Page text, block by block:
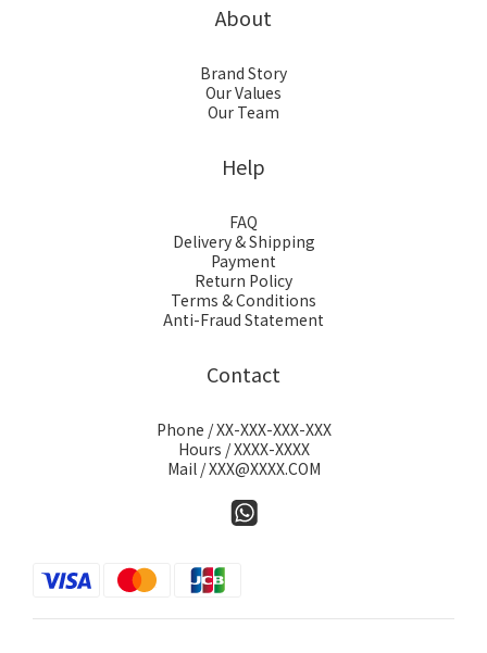
About
Brand Story
Our Values
Our Team
Help
FAQ
Delivery & Shipping
Payment
Return Policy
Terms & Conditions
Anti-Fraud Statement
Contact
Phone / XX-XXX-XXX-XXX
Hours / XXXX-XXXX
Mail / XXX@XXXX.COM